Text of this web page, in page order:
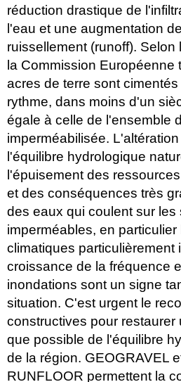
réduction drastique de
l'eau et une augmentation
ruissellement (runoff). Selon
la Commission Européenne
acres de terre sont
rythme, dans moins d'un
égale à celle de l'ensemble
imperméabilisée.
l'équilibre hydrologique
l'épuisement des
et des conséquences très
des eaux qui coulent sur les
imperméables, en
climatiques particulièrement
croissance de la fréquence
inondations sont un signe
situation. C'est urgent le
constructives pour restaurer
que possible de l'équilibre
de la région. GEOGRAVEL
RUNFLOOR permettent la